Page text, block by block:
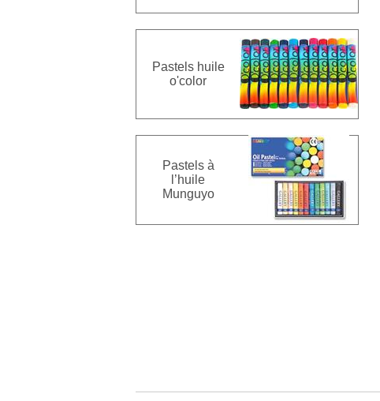
Pastels huile
o'color
Pastels à
l’huile
Munguyo